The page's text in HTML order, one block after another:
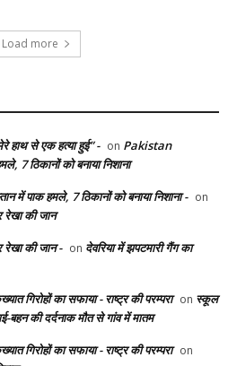
Load more
हाथ से एक हत्या हुई” - on Pakistan
7 ठिकानों को बनाया निशाना
पाक हमले, 7 ठिकानों को बनाया निशाना - on
रेखा की जान
रेखा की जान - on देवरिया में झपटमारी गैंग का
गिरोहों का सफाया - राष्ट्र की परम्परा on स्कूल
की दर्दनाक मौत से गांव में मातम
गिरोहों का सफाया - राष्ट्र की परम्परा on